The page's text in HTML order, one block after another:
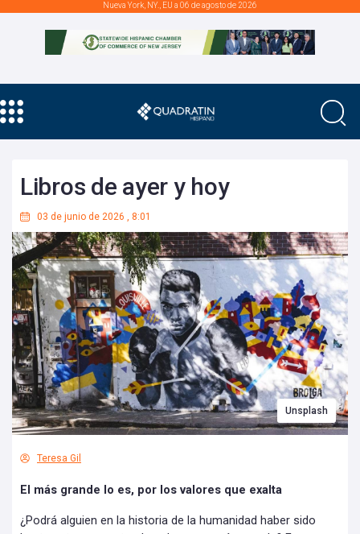
Nueva York, NY., EU a 06 de agosto de 2026
Libros de ayer y hoy
03 de junio de 2026 , 8:01
Unsplash
Teresa Gil
El más grande lo es, por los valores que exalta
¿Podrá alguien en la historia de la humanidad haber sido